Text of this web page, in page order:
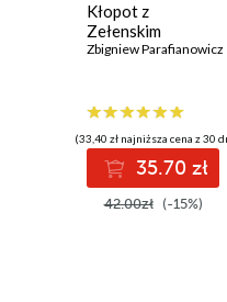
Kłopot z
Zełenskim
Zbigniew Parafianowicz
(33,40 zł najniższa cena z 30
35.70 zł
42.00zł (-15%)